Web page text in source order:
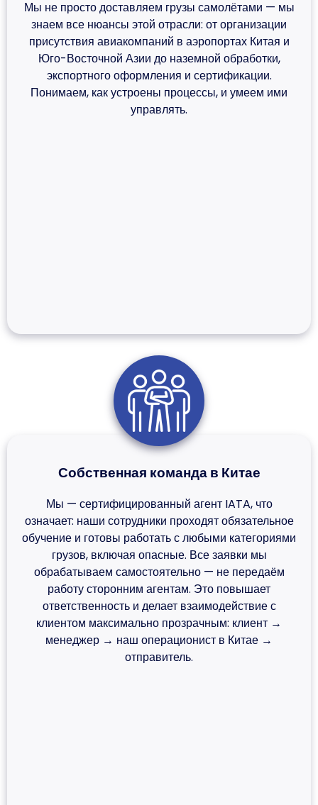
Мы не просто доставляем грузы самолётами — мы
знаем все нюансы этой отрасли: от организации
присутствия авиакомпаний в аэропортах Китая и
Юго-Восточной Азии до наземной обработки,
экспортного оформления и сертификации.
Понимаем, как устроены процессы, и умеем ими
управлять.
Собственная команда в Китае
Мы — сертифицированный агент IATA, что
означает: наши сотрудники проходят обязательное
обучение и готовы работать с любыми категориями
грузов, включая опасные. Все заявки мы
обрабатываем самостоятельно — не передаём
работу сторонним агентам. Это повышает
ответственность и делает взаимодействие с
клиентом максимально прозрачным: клиент →
менеджер → наш операционист в Китае →
отправитель.